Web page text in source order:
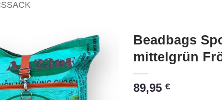
Beadbags
mittelgrün
89,95 €